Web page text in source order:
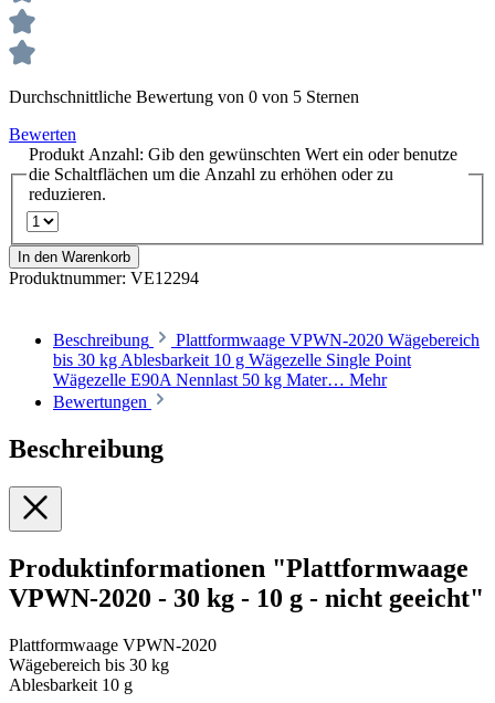
Durchschnittliche Bewertung von 0 von 5 Sternen
Bewerten
Produkt Anzahl: Gib den gewünschten Wert ein oder benutze
die Schaltflächen um die Anzahl zu erhöhen oder zu
reduzieren.
In den Warenkorb
Produktnummer: VE12294
Beschreibung
Plattformwaage VPWN-2020 Wägebereich
bis 30 kg Ablesbarkeit 10 g Wägezelle Single Point
Wägezelle E90A Nennlast 50 kg Mater… Mehr
Bewertungen
Beschreibung
Produktinformationen "Plattformwaage
VPWN-2020 - 30 kg - 10 g - nicht geeicht"
Plattformwaage VPWN-2020
Wägebereich bis 30 kg
Ablesbarkeit 10 g